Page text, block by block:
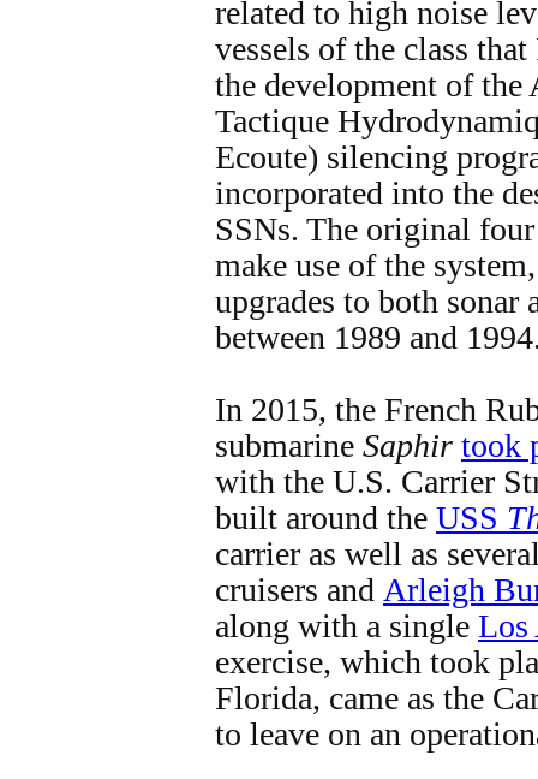
related to high noise
vessels of the class
the development of
Tactique
Ecoute) silencing
incorporated into the
SSNs. The original
make use of the
upgrades to both sonar
between 1989 and
In 2015, the French
submarine Saphir took
with the U.S. Carrier
built around the USS
carrier as well as
cruisers and Arleigh
along with a single Los
exercise, which took
Florida, came as the
to leave on an